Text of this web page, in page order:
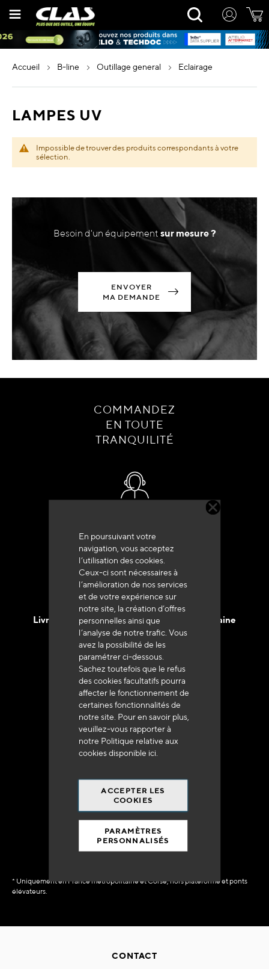
En poursuivant votre
navigation, vous acceptez
l’utilisation des cookies.
Ceux-ci sont nécessaires à
l’amélioration de nos services
et de votre expérience sur
notre site, la création d’offres
personnelles ainsi que
l’analyse de notre trafic. Vous
avez la possibilité de les
paramétrer ci-dessous.
Sachez toutefois que le refus
des cookies facultatifs pourra
affecter le fonctionnement de
certaines fonctionnalités de
notre site. Pour en savoir plus,
veuillez-vous rapporter à
notre Politique relative aux
cookies disponible ici
ACCEPTER LES
COOKIES
PARAMÈTRES
PERSONNALISÉS
Rechercher
accueil b-line outillage general eclairage
LAMPES UV
Impossible de trouver des produits correspondants à votre
sélection.
Besoin d'un équipement sur mesure ?
ENVOYER
MA DEMANDE
COMMANDEZ
EN TOUTE
TRANQUILITÉ
+33 (0)4 79 72 62 22 Taper 1
Livraison en 48h à 72h en France Métropolitaine
Franco de port
à 250 euros*
90% du catalogue
en disponibilité
immédiate
* Uniquement en France métropolitaine et Corse, hors plateforme et ponts
élévateurs.
CONTACT